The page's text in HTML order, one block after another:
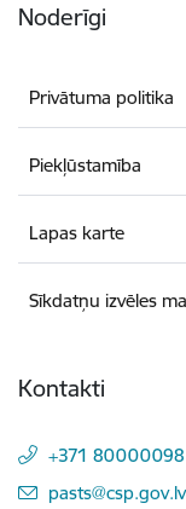
Noderīgi
Privātuma politika
Piekļūstamība
Lapas karte
Sīkdatņu izvēles
Kontakti
+371 80000098
E-pasts:
pasts@csp.gov.lv